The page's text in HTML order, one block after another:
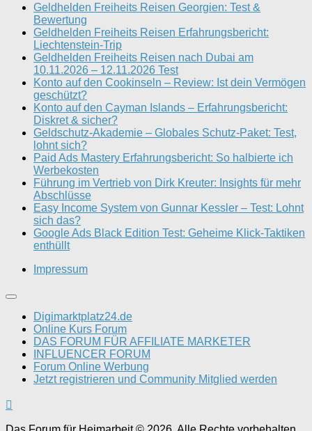
Geldhelden Freiheits Reisen Georgien: Test &
Bewertung
Geldhelden Freiheits Reisen Erfahrungsbericht:
Liechtenstein-Trip
Geldhelden Freiheits Reisen nach Dubai am
10.11.2026 – 12.11.2026 Test
Konto auf den Cookinseln – Review: Ist dein Vermögen
geschützt?
Konto auf den Cayman Islands – Erfahrungsbericht:
Diskret & sicher?
Geldschutz-Akademie – Globales Schutz-Paket: Test,
lohnt sich?
Paid Ads Mastery Erfahrungsbericht: So halbierte ich
Werbekosten
Führung im Vertrieb von Dirk Kreuter: Insights für mehr
Abschlüsse
Easy Income System von Gunnar Kessler – Test: Lohnt
sich das?
Google Ads Black Edition Test: Geheime Klick-Taktiken
enthüllt
Impressum
Digimarktplatz24.de
Online Kurs Forum
DAS FORUM FÜR AFFILIATE MARKETER
INFLUENCER FORUM
Forum Online Werbung
Jetzt registrieren und Community Mitglied werden